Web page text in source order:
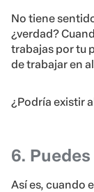
No tiene
¿verdad?
trabajas por tu
de trabajar en
¿Podría existir
6.
Así es, cuando